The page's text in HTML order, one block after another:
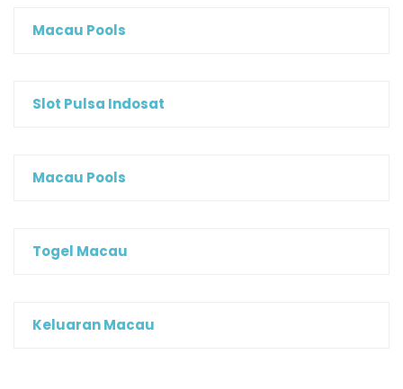
Macau Pools
Slot Pulsa Indosat
Macau Pools
Togel Macau
Keluaran Macau